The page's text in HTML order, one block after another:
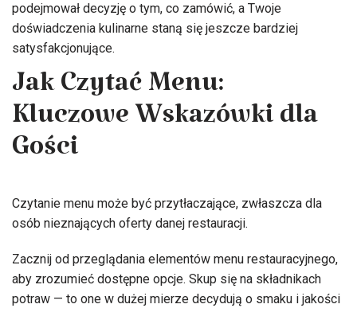
podejmował decyzję o tym, co zamówić, a Twoje
doświadczenia kulinarne staną się jeszcze bardziej
satysfakcjonujące.
Jak Czytać Menu:
Kluczowe Wskazówki dla
Gości
Czytanie menu może być przytłaczające, zwłaszcza dla
osób nieznających oferty danej restauracji.
Zacznij od przeglądania elementów menu restauracyjnego,
aby zrozumieć dostępne opcje. Skup się na składnikach
potraw — to one w dużej mierze decydują o smaku i jakości